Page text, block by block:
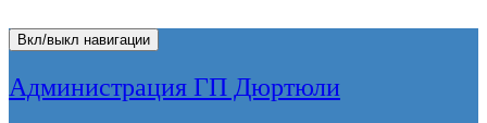
Вкл/выкл навигации
Администрация ГП Дюртюли